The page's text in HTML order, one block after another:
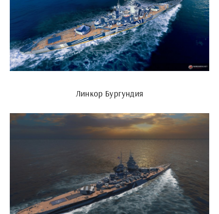
Линкор Бургундия